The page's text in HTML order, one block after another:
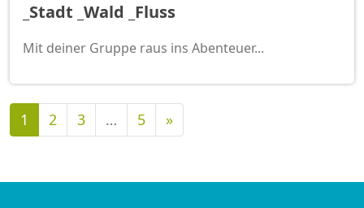
_Stadt _Wald _Fluss
Mit deiner Gruppe raus ins Abenteuer...
1 2 3 … 5 »Nächste